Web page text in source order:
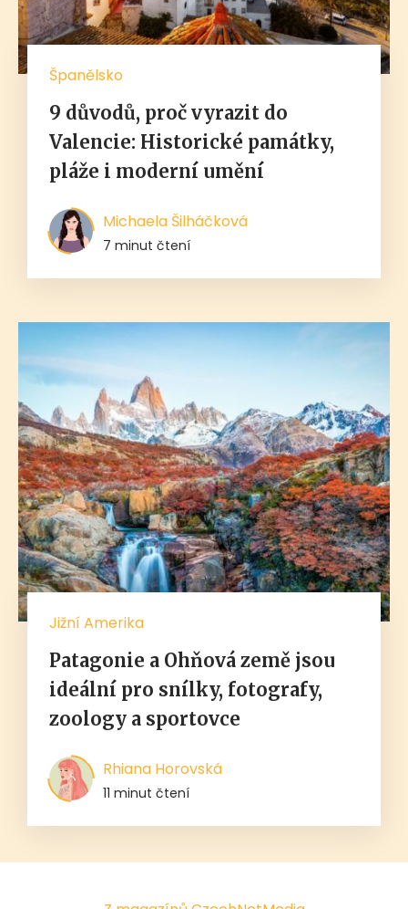
Španělsko
9 důvodů, proč vyrazit do
Valencie: Historické památky,
pláže i moderní umění
Michaela Šilháčková
7 minut čtení
Jižní Amerika
Patagonie a Ohňová země jsou
ideální pro snílky, fotografy,
zoology a sportovce
Rhiana Horovská
11 minut čtení